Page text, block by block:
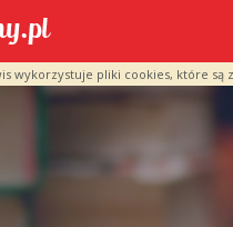
wykorzystuje pliki cookies, które